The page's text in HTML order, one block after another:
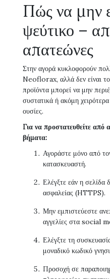
Πώς να μην
ψεύτικο –
απατεώνες
Στην αγορά κυκλοφορούν
Neoflorax, αλλά δεν είναι
προϊόντα μπορεί να μην
συστατικά ή ακόμη
ουσίες.
Για να προστατευθείτε από
βήματα:
Αγοράστε μόνο από
κατασκευαστή.
Ελέγξτε εάν η σελίδα
ασφαλείας (HTTPS).
Μην εμπιστεύεστε
αγγελίες στα social
Ελέγξτε τη
μοναδικό κωδικό
Προσοχή σε